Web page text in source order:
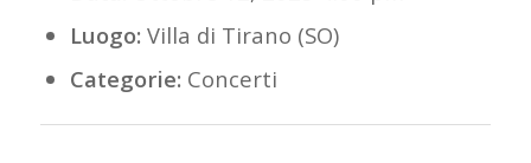
Luogo: Villa di Tirano (SO)
Categorie: Concerti